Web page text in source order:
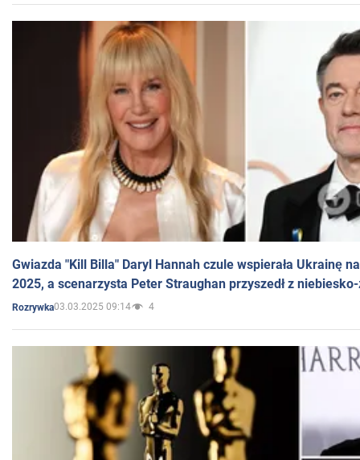
Gwiazda "Kill Billa" Daryl Hannah czule wspierała Ukrainę
2025, a scenarzysta Peter Straughan przyszedł z
Rozrywka03.03.2025 09:14 4